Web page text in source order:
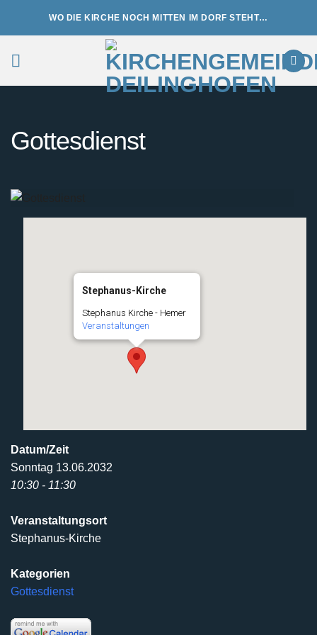
WO DIE KIRCHE NOCH MITTEN IM DORF STEHT…
Gottesdienst
Stephanus-Kirche
Stephanus Kirche - Hemer
Veranstaltungen
Datum/Zeit
Sonntag 13.06.2032
10:30 - 11:30
Veranstaltungsort
Stephanus-Kirche
Kategorien
Gottesdienst